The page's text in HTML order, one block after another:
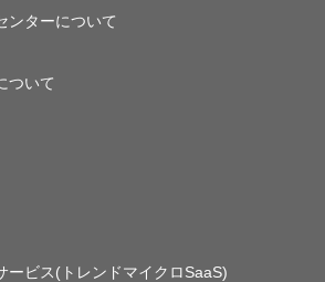
ンターについて
ついて
ービス(トレンドマイクロSaaS)